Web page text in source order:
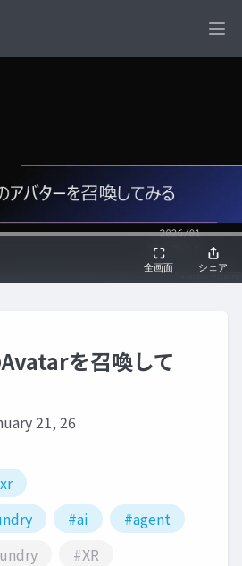
を召喚して
21, 26
#ai
#agent
#XR